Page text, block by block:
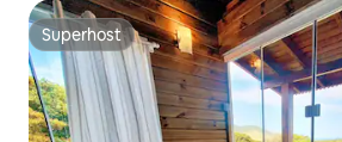
Superhost
Superhost